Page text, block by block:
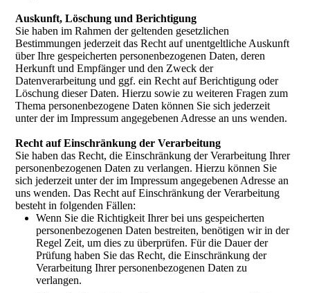
Auskunft, Löschung und Berichtigung
Sie haben im Rahmen der geltenden gesetzlichen
Bestimmungen jederzeit das Recht auf unentgeltliche Auskunft
über Ihre gespeicherten personenbezogenen Daten, deren
Herkunft und Empfänger und den Zweck der
Datenverarbeitung und ggf. ein Recht auf Berichtigung oder
Löschung dieser Daten. Hierzu sowie zu weiteren Fragen zum
Thema personenbezogene Daten können Sie sich jederzeit
unter der im Impressum angegebenen Adresse an uns wenden.
Recht auf Einschränkung der Verarbeitung
Sie haben das Recht, die Einschränkung der Verarbeitung Ihrer
personenbezogenen Daten zu verlangen. Hierzu können Sie
sich jederzeit unter der im Impressum angegebenen Adresse an
uns wenden. Das Recht auf Einschränkung der Verarbeitung
besteht in folgenden Fällen:
Wenn Sie die Richtigkeit Ihrer bei uns gespeicherten
personenbezogenen Daten bestreiten, benötigen wir in der
Regel Zeit, um dies zu überprüfen. Für die Dauer der
Prüfung haben Sie das Recht, die Einschränkung der
Verarbeitung Ihrer personenbezogenen Daten zu
verlangen.